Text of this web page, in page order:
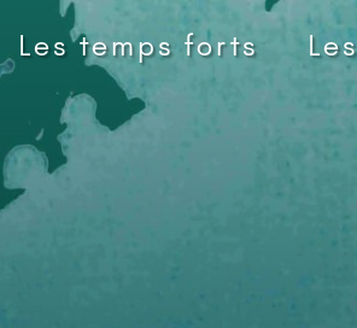
Les temps forts